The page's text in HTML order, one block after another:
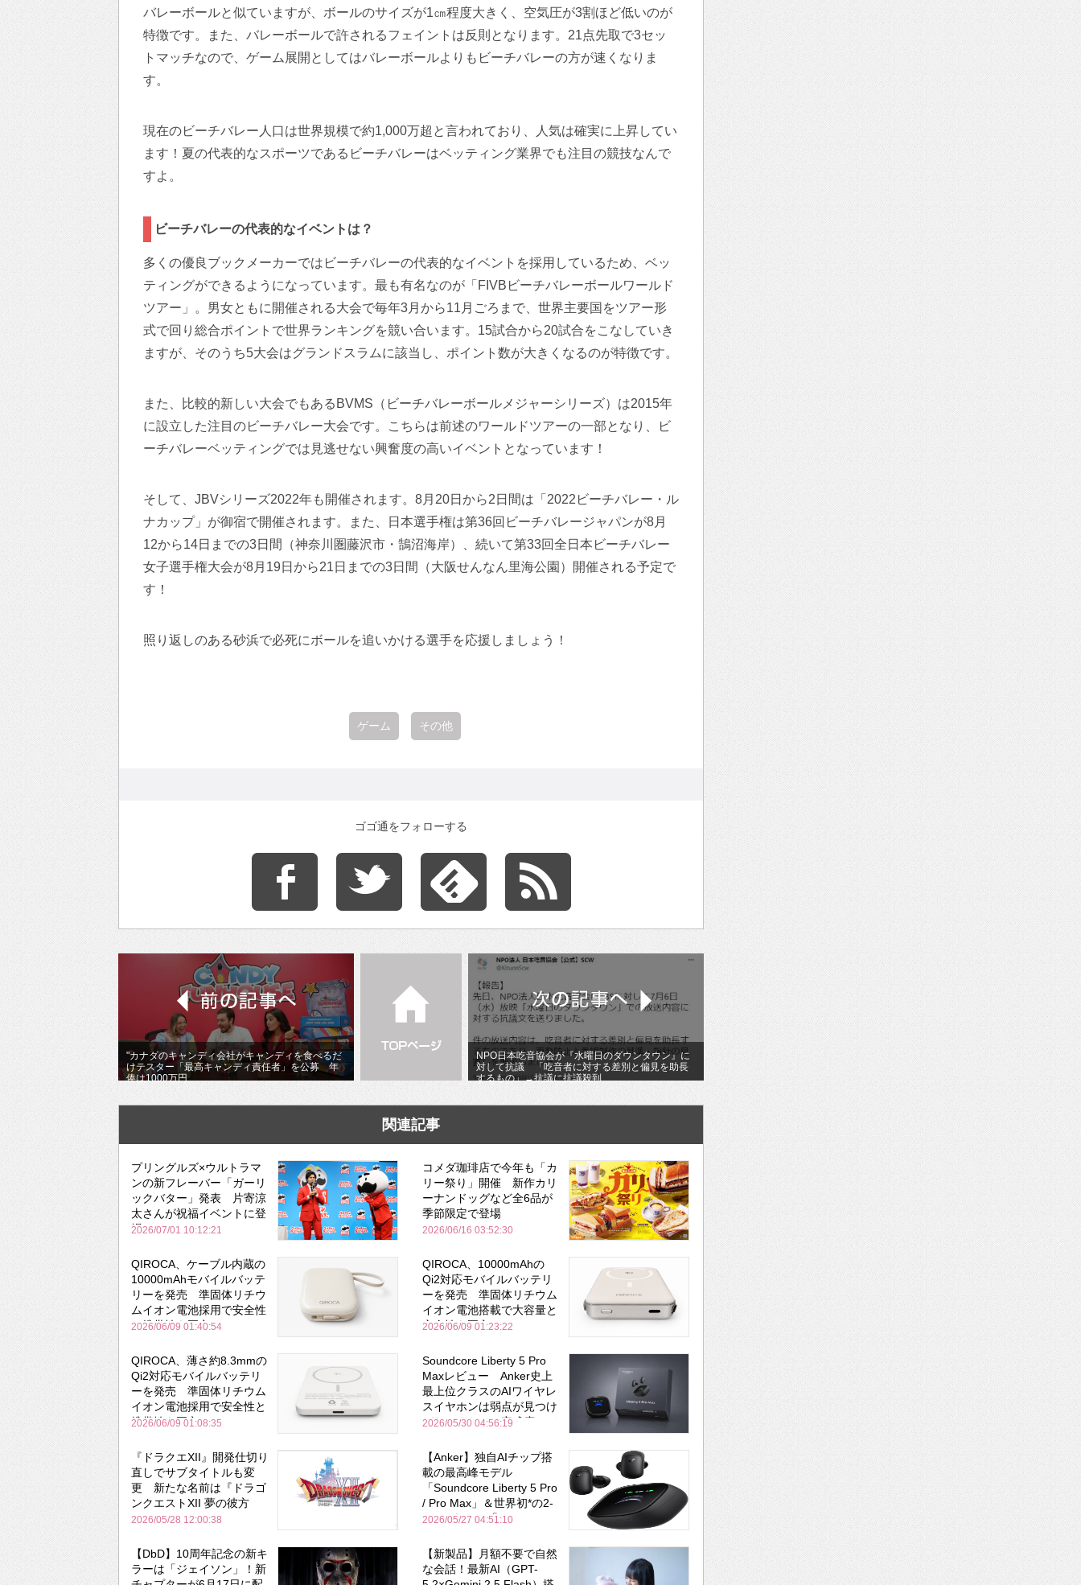
バレーボールと似ていますが、ボールのサイズが1㎝程度大きく、空気圧が3割ほど低いのが
特徴です。また、バレーボールで許されるフェイントは反則となります。21点先取で3セッ
トマッチなので、ゲーム展開としてはバレーボールよりもビーチバレーの方が速くなりま
す。
現在のビーチバレー人口は世界規模で約1,000万超と言われており、人気は確実に上昇してい
ます！夏の代表的なスポーツであるビーチバレーはベッティング業界でも注目の競技なんで
すよ。
ビーチバレーの代表的なイベントは？
多くの優良ブックメーカーではビーチバレーの代表的なイベントを採用しているため、ベッ
ティングができるようになっています。最も有名なのが「FIVBビーチバレーボールワールド
ツアー」。男女ともに開催される大会で毎年3月から11月ごろまで、世界主要国をツアー形
式で回り総合ポイントで世界ランキングを競い合います。15試合から20試合をこなしていき
ますが、そのうち5大会はグランドスラムに該当し、ポイント数が大きくなるのが特徴です。
また、比較的新しい大会でもあるBVMS（ビーチバレーボールメジャーシリーズ）は2015年
に設立した注目のビーチバレー大会です。こちらは前述のワールドツアーの一部となり、ビ
ーチバレーベッティングでは見逃せない興奮度の高いイベントとなっています！
そして、JBVシリーズ2022年も開催されます。8月20日から2日間は「2022ビーチバレー・ル
ナカップ」が御宿で開催されます。また、日本選手権は第36回ビーチバレージャパンが8月
12から14日までの3日間（神奈川圏藤沢市・鵠沼海岸）、続いて第33回全日本ビーチバレー
女子選手権大会が8月19日から21日までの3日間（大阪せんなん里海公園）開催される予定で
す！
照り返しのある砂浜で必死にボールを追いかける選手を応援しましょう！
ゲーム その他
ゴゴ通をフォローする
"カナダのキャンディ会社がキャンディを食べるだ
けテスター「最高キャンディ責任者」を公募 年
俸は1000万円
NPO日本吃音協会が『水曜日のダウンタウン』に
対して抗議 「吃音者に対する差別と偏見を助長
するもの」→抗議に抗議殺到
関連記事
プリングルズ×ウルトラマ
ンの新フレーバー「ガーリ
ックバター」発表 片寄涼
太さんが祝福イベントに登
場
2026/07/01 10:12:21
コメダ珈琲店で今年も「カ
リー祭り」開催 新作カリ
ーナンドッグなど全6品が
季節限定で登場
2026/06/16 03:52:30
QIROCA、ケーブル内蔵の
10000mAhモバイルバッテ
リーを発売 準固体リチウ
ムイオン電池採用で安全性
と携帯性を両立
2026/06/09 01:40:54
QIROCA、10000mAhの
Qi2対応モバイルバッテリ
ーを発売 準固体リチウム
イオン電池搭載で大容量と
安全性を両立
2026/06/09 01:23:22
QIROCA、薄さ約8.3mmの
Qi2対応モバイルバッテリ
ーを発売 準固体リチウム
イオン電池採用で安全性と
携帯性を両立
2026/06/09 01:08:35
Soundcore Liberty 5 Pro
Maxレビュー Anker史上
最上位クラスのAIワイヤレ
スイヤホンは弱点が見つけ
づらいくらいの完成度にび
Bose並み
2026/05/30 04:56:19
『ドラクエXII』開発仕切り
直しでサブタイトルも変
更 新たな名前は『ドラゴ
ンクエストXII 夢の彼方
へ』
2026/05/28 12:00:38
【Anker】独自AIチップ搭
載の最高峰モデル
「Soundcore Liberty 5 Pro
/ Pro Max」＆世界初*の2-
in-1イヤホン「AeroFit 2
2026/05/27 04:51:10
【DbD】10周年記念の新キ
ラーは「ジェイソン」！新
【新製品】月額不要で自然
な会話！最新AI（GPT-